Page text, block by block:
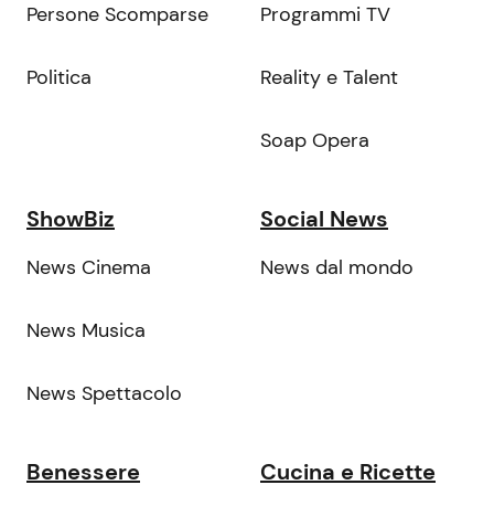
Persone Scomparse
Politica
Programmi TV
Reality e Talent
Soap Opera
ShowBiz
News Cinema
News Musica
News Spettacolo
Social News
News dal mondo
Benessere Cucina e Ricette